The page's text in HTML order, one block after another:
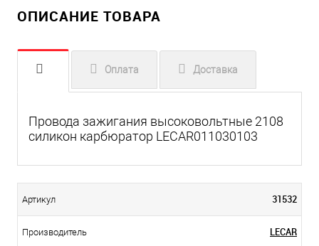
ОПИСАНИЕ ТОВАРА
Оплата Доставка
Провода зажигания высоковольтные 2108
силикон карбюратор LECAR011030103
Артикул 31532
Производитель LECAR